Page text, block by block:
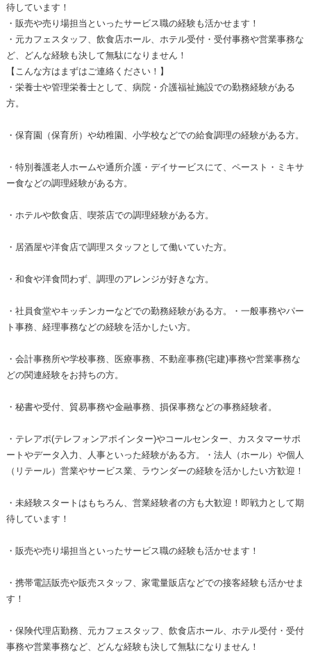
待しています！
・販売や売り場担当といったサービス職の経験も活かせます！
・元カフェスタッフ、飲食店ホール、ホテル受付・受付事務や営業事務な
ど、どんな経験も決して無駄になりません！
【こんな方はまずはご連絡ください！】
・栄養士や管理栄養士として、病院・介護福祉施設での勤務経験がある
方。
・保育園（保育所）や幼稚園、小学校などでの給食調理の経験がある方。
・特別養護老人ホームや通所介護・デイサービスにて、ペースト・ミキサ
ー食などの調理経験がある方。
・ホテルや飲食店、喫茶店での調理経験がある方。
・居酒屋や洋食店で調理スタッフとして働いていた方。
・和食や洋食問わず、調理のアレンジが好きな方。
・社員食堂やキッチンカーなどでの勤務経験がある方。・一般事務やパー
ト事務、経理事務などの経験を活かしたい方。
・会計事務所や学校事務、医療事務、不動産事務(宅建)事務や営業事務な
どの関連経験をお持ちの方。
・秘書や受付、貿易事務や金融事務、損保事務などの事務経験者。
・テレアポ(テレフォンアポインター)やコールセンター、カスタマーサポ
ートやデータ入力、人事といった経験がある方。・法人（ホール）や個人
（リテール）営業やサービス業、ラウンダーの経験を活かしたい方歓迎！
・未経験スタートはもちろん、営業経験者の方も大歓迎！即戦力として期
待しています！
・販売や売り場担当といったサービス職の経験も活かせます！
・携帯電話販売や販売スタッフ、家電量販店などでの接客経験も活かせま
す！
・保険代理店勤務、元カフェスタッフ、飲食店ホール、ホテル受付・受付
事務や営業事務など、どんな経験も決して無駄になりません！